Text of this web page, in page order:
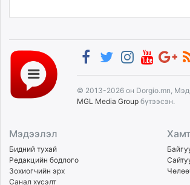
© 2013-2026 он Dorgio.mn,
MGL Media Group бүтээсэн.
Мэдээлэл
Бидний тухай
Редакцийн бодлого
Зохиогчийн эрх
Санал хүсэлт